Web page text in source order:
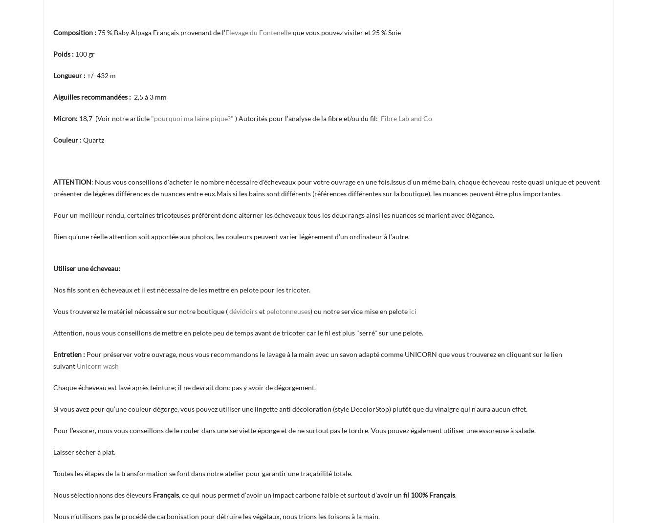
Composition :75 % Baby Alpaga Français provenant de l'Elevage du Fontenelleque vous pouvez visiter et 25 % Soie
Poids : 100 gr
Longueur :+/- 432 m
Aiguilles recommandées : 2,5 à 3 mm
Micron: 18,7 (Voir notre article "pourquoi ma laine pique?" ) Autorités pour l'analyse de la fibre et/ou du fil: Fibre Lab and Co
Couleur :Quartz
ATTENTION: Nous vous conseillons d'acheter le nombre nécessaire d'écheveaux pour votre ouvrage en une fois.Issus d’un même bain, chaque écheveau reste quasi unique et peuvent
présenter de légères différences de nuances entre eux.Mais si les bains sont différents (références différentes sur la boutique), les nuances peuvent être plus importantes.
Pour un meilleur rendu, certaines tricoteuses préfèrent donc alterner les écheveaux tous les deux rangs ainsi les nuances se marient avec élégance.
Bien qu’une réelle attention soit apportée aux photos, les couleurs peuvent varier légèrement d’un ordinateur à l’autre.
Utiliser une écheveau:
Nos fils sont en écheveaux et il est nécessaire de les mettre en pelote pour les tricoter.
Vous trouverez le matériel nécessaire sur notre boutique (dévidoirset pelotonneuses) ou notre service mise en pelote ici
Attention, nous vous conseillons de mettre en pelote peu de temps avant de tricoter car le fil est plus "serré" sur une pelote.
Entretien : Pour préserver votre ouvrage, nous vous recommandons le lavage à la main avec un savon adapté comme UNICORN que vous trouverez en cliquant sur le lien
suivant Unicorn wash
Chaque écheveau est lavé après teinture; il ne devrait donc pas y avoir de dégorgement.
Si vous avez peur qu’une couleur dégorge, vous pouvez utiliser une lingette anti décoloration (style DecolorStop) plutôt que du vinaigre qui n’aura aucun effet.
Pour l’essorer, nous vous conseillons de le rouler dans une serviette éponge et de ne surtout pas le tordre. Vous pouvez également utiliser une essoreuse à salade.
Laisser sécher à plat.
Toutes les étapes de la transformation se font dans notre atelier pour garantir une traçabilité totale.
Nous sélectionnons des éleveurs Français, ce qui nous permet d’avoir un impact carbone faible et surtout d’avoir un fil 100% Français.
Nous n’utilisons pas le procédé de carbonisation pour détruire les végétaux, nous trions les toisons à la main.